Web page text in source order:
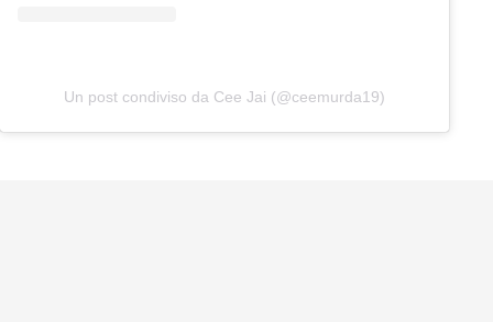
Un post condiviso da Cee Jai (@ceemurda19)